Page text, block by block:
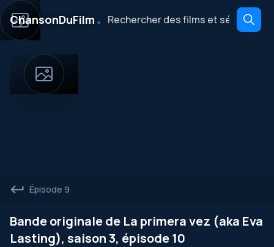
ChansonDuFilm ․
Épisode 9
Bande originale de La primera vez (aka Eva
Lasting), saison 3, épisode 10